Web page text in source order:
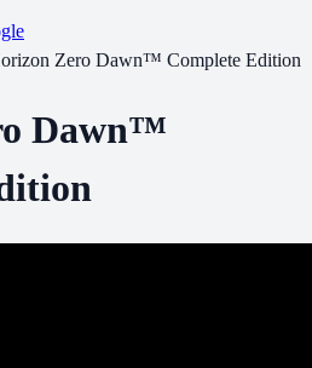
Zero Dawn™ Complete Edition
Dawn™